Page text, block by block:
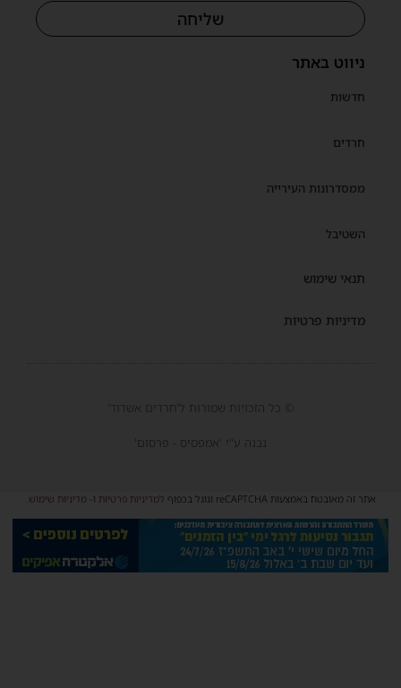
ניווט באתר
חדשות
חרדים
ממסדרונות העירייה
השטיבל
תנאי שימוש
מדיניות פרטיות
שליחה
© כל הזכויות שמורות ל'חרדים אשדוד'
נבנה ע"י 'אמפסיס - פרסום'
אתר זה מאובטח באמצעות reCAPTCHA וגוגל בכפוף למדיניות פרטיותו-מדיניות שימוש.